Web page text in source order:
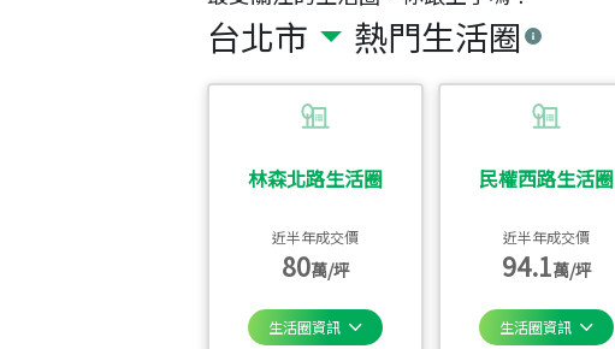
台北市 熱門生活圈
林森北路生活圈
近半年成交價
80萬/坪
生活圈資訊
民權西路生活圈
近半年成交價
94.1萬/坪
生活圈資訊